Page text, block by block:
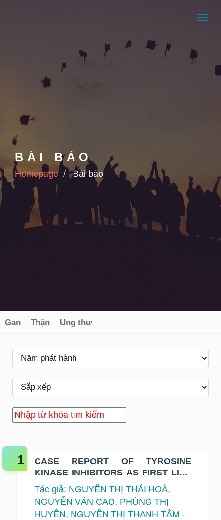
BÀI BÁO
Homepage Bài báo
Gan Thận Ung thư
CASE REPORT OF TYROSINE
KINASE INHIBITORS AS FIRST LINE
TREATMENT FOR NON - SMALL
CELL LUNG CANCER WITH T790M
MUTATION
Tác giả: NGUYỄN THỊ THÁI HOÀ,
NGUYỄN VĂN CAO, PHÙNG THỊ
HUYỀN, NGUYỄN THỊ THANH TÂM -